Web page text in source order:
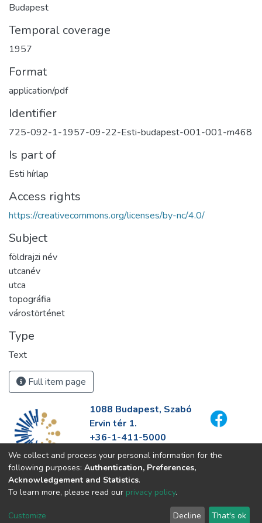
Budapest
Temporal coverage
1957
Format
application/pdf
Identifier
725-092-1-1957-09-22-Esti-budapest-001-001-m468
Is part of
Esti hírlap
Access rights
https://creativecommons.org/licenses/by-nc/4.0/
Subject
földrajzi név
utcanév
utca
topográfia
várostörténet
Type
Text
Full item page
1088 Budapest, Szabó
Ervin tér 1.
+36-1-411-5000
info@fszek.hu
https://fszek.hu
We collect and process your personal information for the
following purposes: Authentication, Preferences,
Acknowledgement and Statistics.
To learn more, please read our privacy policy.
Customize Decline That's ok